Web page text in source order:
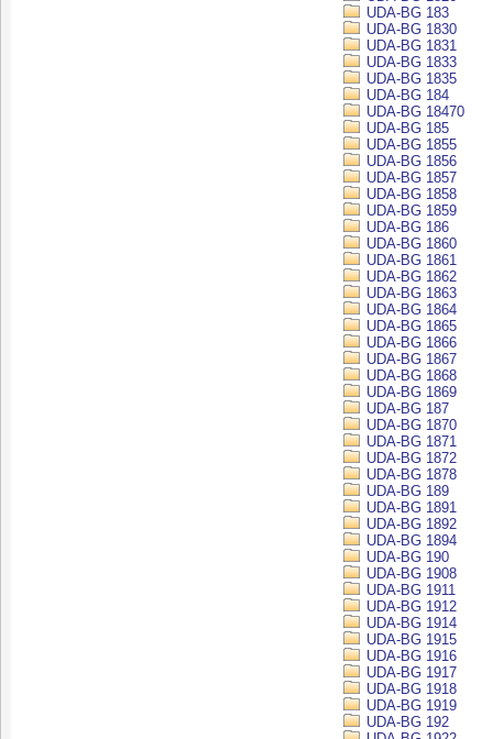
UDA-BG 183
UDA-BG 1830
UDA-BG 1831
UDA-BG 1833
UDA-BG 1835
UDA-BG 184
UDA-BG 18470
UDA-BG 185
UDA-BG 1855
UDA-BG 1856
UDA-BG 1857
UDA-BG 1858
UDA-BG 1859
UDA-BG 186
UDA-BG 1860
UDA-BG 1861
UDA-BG 1862
UDA-BG 1863
UDA-BG 1864
UDA-BG 1865
UDA-BG 1866
UDA-BG 1867
UDA-BG 1868
UDA-BG 1869
UDA-BG 187
UDA-BG 1870
UDA-BG 1871
UDA-BG 1872
UDA-BG 1878
UDA-BG 189
UDA-BG 1891
UDA-BG 1892
UDA-BG 1894
UDA-BG 190
UDA-BG 1908
UDA-BG 1911
UDA-BG 1912
UDA-BG 1914
UDA-BG 1915
UDA-BG 1916
UDA-BG 1917
UDA-BG 1918
UDA-BG 1919
UDA-BG 192